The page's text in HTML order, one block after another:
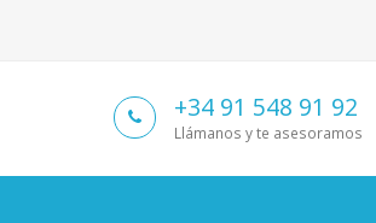
+34 91 548 91 92
Llámanos y te asesoramos